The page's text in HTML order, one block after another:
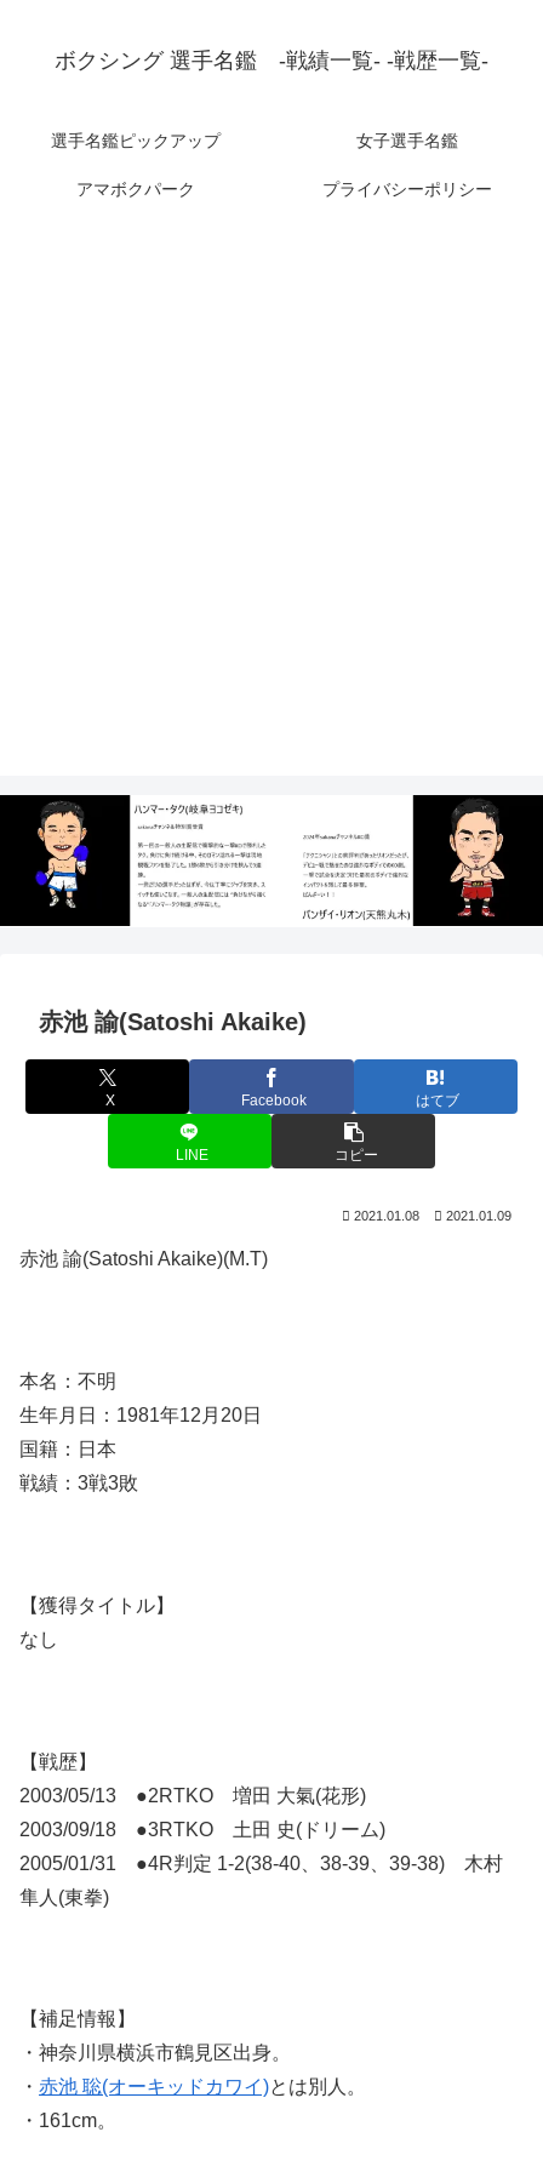
ボクシング 選手名鑑 -戦績一覧- -戦歴一覧-
選手名鑑ピックアップ 女子選手名鑑
アマボクパーク プライバシーポリシー
赤池 諭(Satoshi Akaike)
X Facebook はてブ
LINE コピー
2021.01.08 2021.01.09
赤池 諭(Satoshi Akaike)(M.T)
本名：不明
生年月日：1981年12月20日
国籍：日本
戦績：3戦3敗
【獲得タイトル】
なし
【戦歴】
2003/05/13 ●2RTKO 増田 大氣(花形)
2003/09/18 ●3RTKO 土田 史(ドリーム)
2005/01/31 ●4R判定 1-2(38-40、38-39、39-38) 木村
隼人(東拳)
【補足情報】
・神奈川県横浜市鶴見区出身。
・ 赤池 聡(オーキッドカワイ)とは別人。
・161cm。